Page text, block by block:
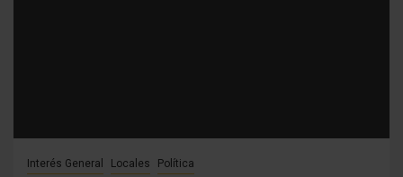
Interés General Locales Política